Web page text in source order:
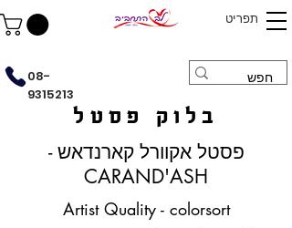
תפריט
08-
9315213
בלוק פסטל
פסטל אקוורל קארנדאש -
CARAND'ASH
Artist Quality - colorsort